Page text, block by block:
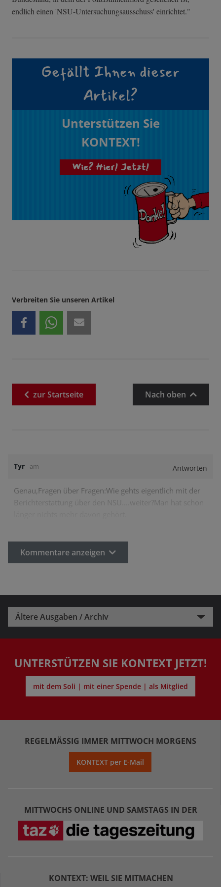
endlich einen 'NSU-Untersuchungsausschuss' einrichtet."
Gefällt Ihnen dieser
Artikel?
Unterstützen Sie
KONTEXT!
Wie? Hier! Jetzt!
Verbreiten Sie unseren Artikel
zurStartseite Nach oben
Tyr am Antworten
Genau,Fragen über Fragen:Wie gehts eigentlich mit der
Berichterstattung über den NSU....weiter?Man hat schon
Kommentare anzeigen
Ältere Ausgaben / Archiv
UNTERSTÜTZEN SIE KONTEXT JETZT!
mit dem Soli | mit einer Spende | als Mitglied
REGELMÄSSIG IMMER MITTWOCH MORGENS
KONTEXT per E-Mail
MITTWOCHS ONLINE UND SAMSTAGS IN DER
KONTEXT: WEIL SIE MITMACHEN